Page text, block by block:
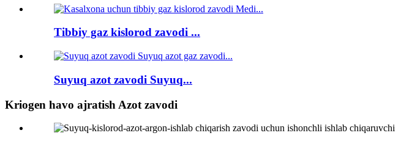
Tibbiy gaz kislorod zavodi ...
Suyuq azot zavodi Suyuq...
Kriogen havo ajratish Azot zavodi